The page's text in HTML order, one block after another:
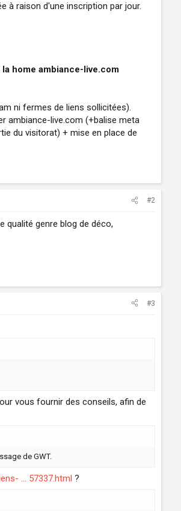
à raison d'une inscription par jour.
home ambiance-live.com
ni fermes de liens sollicitées).
ambiance-live.com (+balise meta
du visitorat) + mise en place de
#2
qualité genre blog de déco,
#3
vous fournir des conseils, afin de
de GWT.
... 57337.html ?